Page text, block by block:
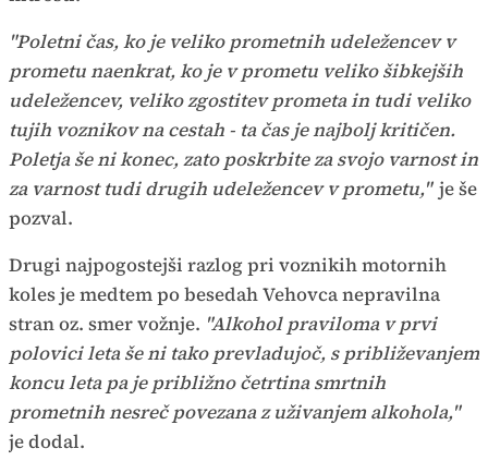
"Poletni čas, ko je veliko prometnih udeležencev v
prometu naenkrat, ko je v prometu veliko šibkejših
udeležencev, veliko zgostitev prometa in tudi veliko
tujih voznikov na cestah - ta čas je najbolj kritičen.
Poletja še ni konec, zato poskrbite za svojo varnost in
za varnost tudi drugih udeležencev v prometu," je še
pozval.
Drugi najpogostejši razlog pri voznikih motornih
koles je medtem po besedah Vehovca nepravilna
stran oz. smer vožnje. "Alkohol praviloma v prvi
polovici leta še ni tako prevladujoč, s približevanjem
koncu leta pa je približno četrtina smrtnih
prometnih nesreč povezana z uživanjem alkohola,"
je dodal.